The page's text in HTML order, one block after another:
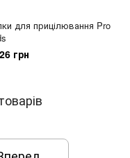
для прицілювання Pro
грн